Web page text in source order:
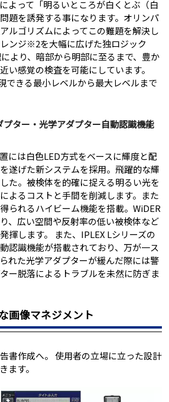
よって「明るいところが白くとぶ（白
題を誘発する事になります。オリンパ
ルゴリズムによってこの難題を解決し
ンジ※2を大幅に広げた独ロジック
により、暗部から明部に至るまで、豊か
い感覚の検査を可能にしています。
できる最小レベルから最大レベルまで
プター・光学アダプター自動認識機能
には白色LED方式をベースに輝度と配
遂げた新システムを採用。飛躍的な輝
た。被検体を的確に捉える明るい光を
よるコストと手間を削減します。また
られるハイビーム機能を搭載。WiDER
、広い空間や反射率の低い被検体など
揮します。 また、IPLEX Lシリーズの
認識機能が搭載されており、万が一ス
れた光学アダプターが緩んだ際には警
ー脱落によるトラブルを未然に防ぎま
画像マネジメント
書作成へ。 使用者の立場に立った設計
ます。